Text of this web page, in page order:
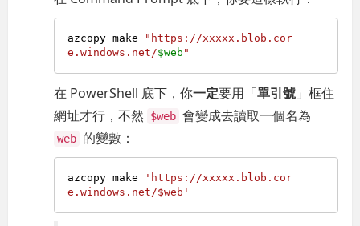
azcopy make
"https://xxxxx.blob.cor
e.windows.net/$web "
在 PowerShell 底下，你一定要用「單引號 」框住
網址才行，不然
$web 會變成去讀取一個名為
web 的變數：
azcopy make
'https://xxxxx.blob.cor
e.windows.net/$web'